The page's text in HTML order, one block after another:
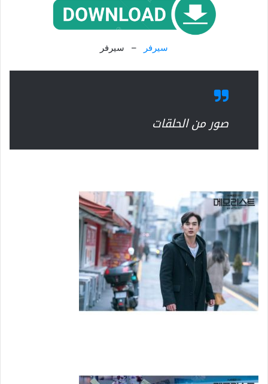
سيرفر – سيرفر
صور من الحلقات